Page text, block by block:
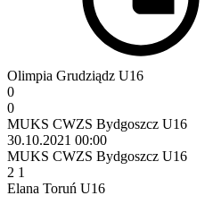
Olimpia Grudziądz U16
0
0
MUKS CWZS Bydgoszcz U16
30.10.2021 00:00
MUKS CWZS Bydgoszcz U16
2 1
Elana Toruń U16